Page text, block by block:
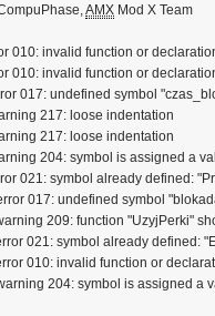
AMX Mod X Team
010: invalid function or
010: invalid function or
017: undefined symbol
217: loose indentation
217: loose indentation
204: symbol is assigned a
021: symbol already defined:
017: undefined symbol
209: function "UzyjPerki"
021: symbol already defined:
010: invalid function or
204: symbol is assigned a